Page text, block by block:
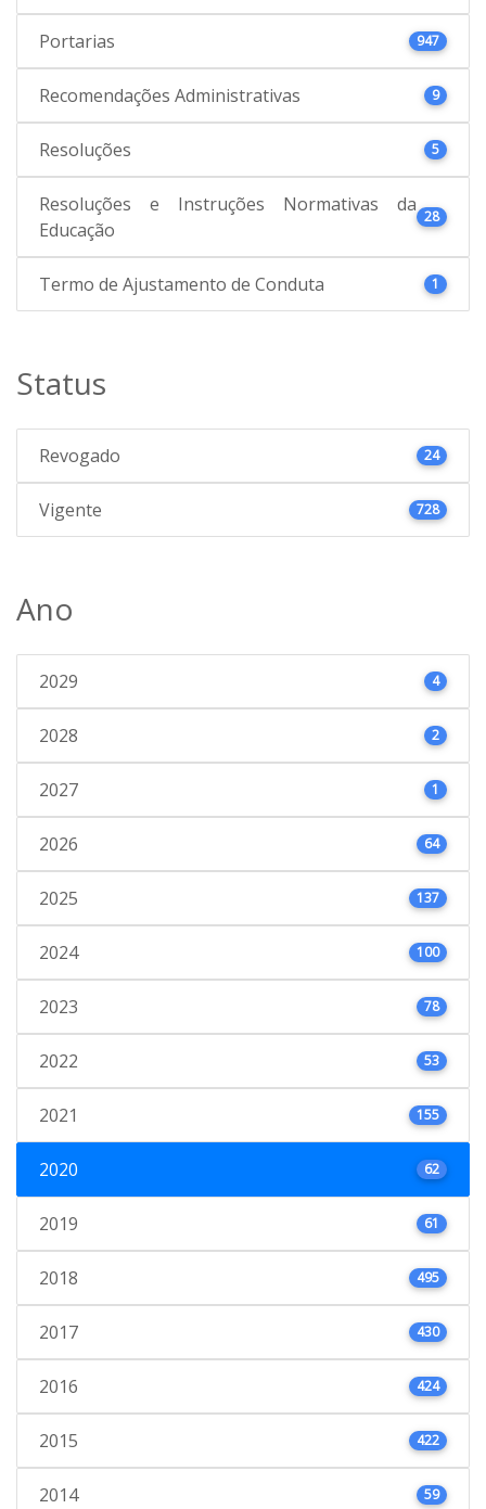
Portarias 947
Recomendações Administrativas 9
Resoluções 5
Resoluções e Instruções Normativas da
Educação
28
Termo de Ajustamento de Conduta 1
Status
Revogado 24
Vigente 728
Ano
2029 4
2028 2
2027 1
2026 64
2025 137
2024 100
2023 78
2022 53
2021 155
2020 62
2019 61
2018 495
2017 430
2016 424
2015 422
2014 59